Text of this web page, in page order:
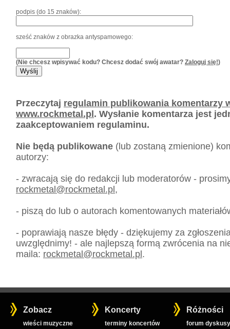
podpis (do 15 znaków):
sześć znaków z obrazka antyspamowego:
(Nie chcesz wpisywać kodu? Chcesz dodać swój awatar? Zaloguj się!)
Przeczytaj regulamin publikowania komentarzy
www.rockmetal.pl. Wysłanie komentarza jest
zaakceptowaniem regulaminu.
Nie będą publikowane (lub zostaną zmienione)
autorzy:
- zwracają się do redakcji lub moderatorów -
rockmetal@rockmetal.pl,
- piszą do lub o autorach komentowanych
- poprawiają nasze błędy - dziękujemy za
uwzględnimy! - ale najlepszą formą zwrócenia na
maila: rockmetal@rockmetal.pl.
Zobacz
wieści muzyczne
Koncerty
terminy koncertów
Różności
forum